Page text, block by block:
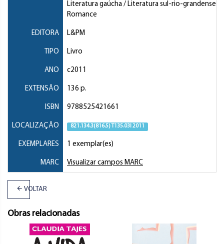
Literatura gaúcha / Literatura sul-rio-grandense
Romance
EDITORA L&PM
TIPO Livro
ANO c2011
EXTENSÃO 136 p.
ISBN 9788525421661
LOCALIZAÇÃO 821.134.3(816.5) T135.03l 2011
EXEMPLARES 1 exemplar(es)
MARC Visualizar campos MARC
VOLTAR
Obras relacionadas